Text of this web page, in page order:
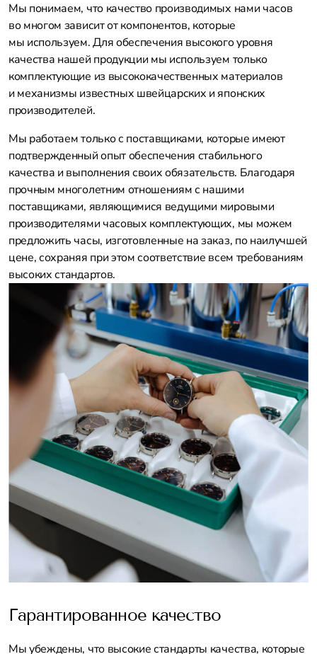
Мы понимаем, что качество производимых нами часов
во многом зависит от компонентов, которые
мы используем. Для обеспечения высокого уровня
качества нашей продукции мы используем только
комплектующие из высококачественных материалов
и механизмы известных швейцарских и японских
производителей.
Мы работаем только с поставщиками, которые имеют
подтвержденный опыт обеспечения стабильного
качества и выполнения своих обязательств. Благодаря
прочным многолетним отношениям с нашими
поставщиками, являющимися ведущими мировыми
производителями часовых комплектующих, мы можем
предложить часы, изготовленные на заказ, по наилучшей
цене, сохраняя при этом соответствие всем требованиям
высоких стандартов.
Гарантированное качество
Мы убеждены, что высокие стандарты качества, которые